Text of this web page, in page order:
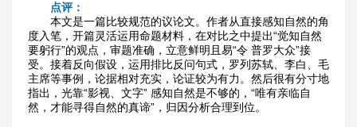
点评：
本文是一篇比较规范的议论文。作者从直接感知自然的角
度入笔，开篇灵活运用命题材料，在对比之中提出“觉知自然
要躬行”的观点，审题准确，立意鲜明且易“令 普罗大众”接
受。接着反向假设，运用排比反问句式，罗列苏轼、李白、毛
主席等事例，论据相对充实，论证较为有力。然后很有分寸地
指出，光靠“影视、文字” 感知自然是不够的，“唯有亲临自
然，才能寻得自然的真谛”，归因分析合理到位。